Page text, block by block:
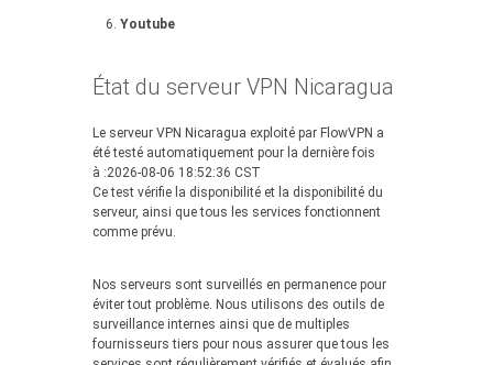
Youtube
État du serveur VPN Nicaragua
Le serveur VPN Nicaragua exploité par FlowVPN a
été testé automatiquement pour la dernière fois
à :2026-08-06 18:52:36 CST
Ce test vérifie la disponibilité et la disponibilité du
serveur, ainsi que tous les services fonctionnent
comme prévu.
Nos serveurs sont surveillés en permanence pour
éviter tout problème. Nous utilisons des outils de
surveillance internes ainsi que de multiples
fournisseurs tiers pour nous assurer que tous les